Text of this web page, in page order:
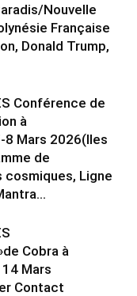
Nouvelle
Française
Donald Trump,
Conférence de
à
Mars 2026(Iles
de
cosmiques, Ligne
Cobra à
Mars
Contact